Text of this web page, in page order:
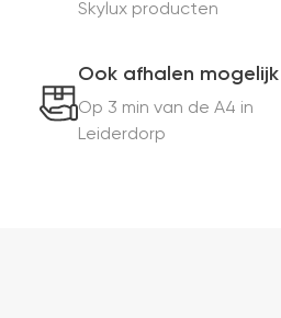
Skylux producten
Ook afhalen mogelijk
Op 3 min van de A4 in
Leiderdorp